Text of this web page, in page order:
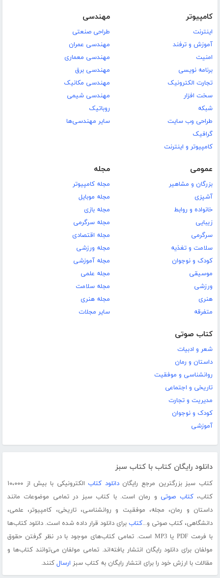
کامپیوتر
اینترنت
آموزش و ترفند
امنیت
برنامه نویسی
تجارت الکترونیک
سخت افزار
شبکه
طراحی وب سایت
گرافیک
کامپیوتر و اینترنت
مهندسی
طراحی صنعتی
مهندسی عمران
مهندسی معماری
مهندسی برق
مهندسی مکانیک
مهندسی شیمی
روباتیک
سایر مهندسی‌ها
عمومی
بزرگان و مشاهیر
آشپزی
خانواده و روابط
زیبایی
سرگرمی
سلامت و تغذیه
کودک و نوجوان
موسیقی
ورزشی
هنری
متفرقه
مجله
مجله کامپیوتر
مجله موبایل
مجله بازی
مجله سرگرمی
مجله اقتصادی
مجله ورزشی
مجله آموزشی
مجله علمی
مجله سلامت
مجله هنری
سایر مجلات
کتاب صوتی
شعر و ادبیات
داستان و رمان
روانشناسی و موفقیت
تاریخی و اجتماعی
مدیریت و تجارت
کودک و نوجوان
آموزشی
دانلود رایگان کتاب با کتاب سبز
کتاب سبز بزرگترین مرجع رایگاندانلود کتاب
الکترونیکی با بیش از ۱۰،۰۰۰
کتاب،کتاب صوتی و رمان است. با کتاب سبز در تمامی موضوعات مانند
داستان و رمان، مجله، موفقیت و روانشناسی، تاریخی، کامپیوتر، علمی،
دانشگاهی، کتاب صوتی و...کتاب برای دانلود قرار داده شده است. دانلود کتاب‌ها
با فرمت PDF یا MP3 است. تمامی کتاب‌های موجود با در نظر گرفتن حقوق
مولفان برای دانلود رایگان انتشار یافته‌اند. تمامی مولفان می‌توانند کتاب‌ها و
مقالات با ارزش خود را برای انتشار رایگان به کتاب سبز ارسال کنند.